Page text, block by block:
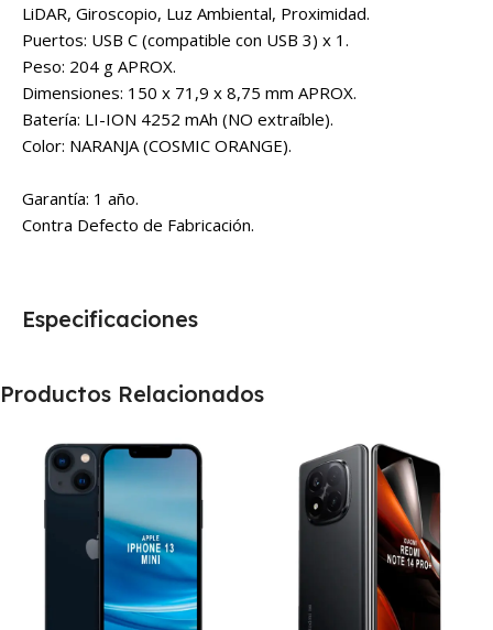
LiDAR, Giroscopio, Luz Ambiental, Proximidad.
Puertos: USB C (compatible con USB 3) x 1.
Peso: 204 g APROX.
Dimensiones: 150 x 71,9 x 8,75 mm APROX.
Batería: LI-ION 4252 mAh (NO extraíble).
Color: NARANJA (COSMIC ORANGE).
Garantía: 1 año.
Contra Defecto de Fabricación.
Especificaciones
Productos Relacionados